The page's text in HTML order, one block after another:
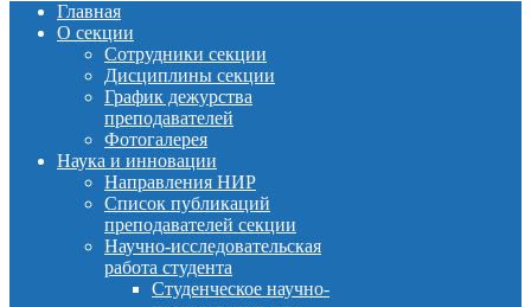
Главная
О секции
Сотрудники секции
Дисциплины секции
График дежурства
преподавателей
Фотогалерея
Наука и инновации
Направления НИР
Список публикаций
преподавателей секции
Научно-исследовательская
работа студента
Студенческое научно-